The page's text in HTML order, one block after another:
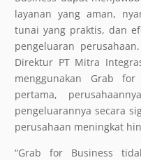
layanan yang aman,
tunai yang praktis, dan
pengeluaran
Direktur PT Mitra
menggunakan Grab
pertama,
pengeluarannya secara
perusahaan meningkat
“Grab for Business